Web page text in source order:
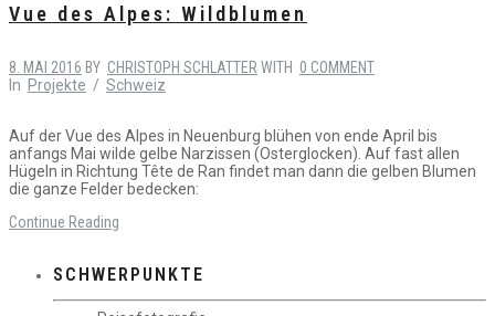
Vue des Alpes: Wildblumen
8. MAI 2016 BY CHRISTOPH SCHLATTER WITH 0 COMMENT
In Projekte / Schweiz
Auf der Vue des Alpes in Neuenburg blühen von ende April bis
anfangs Mai wilde gelbe Narzissen (Osterglocken). Auf fast allen
Hügeln in Richtung Tête de Ran findet man dann die gelben Blumen
die ganze Felder bedecken:
Continue Reading
SCHWERPUNKTE